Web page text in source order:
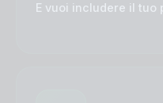
E vuoi includere il tuo